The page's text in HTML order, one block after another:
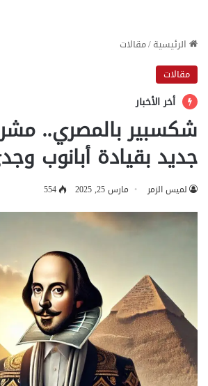
الرئيسية/مقالات
مقالات
أخر الأخبار
شكسبير بالمصري..
جديد بقيادة أبانوب
لميس الزمر مارس 25, 2025 554